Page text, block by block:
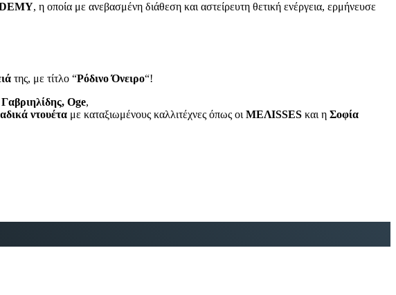
, η οποία με ανεβασμένη διάθεση και αστείρευτη θετική ενέργεια, ερμήνευσε
της, με τίτλο “Ρόδινο Όνειρο“!
Oge,
ντουέτα με καταξιωμένους καλλιτέχνες όπως οι ΜΕΛΙSSES και η Σοφία